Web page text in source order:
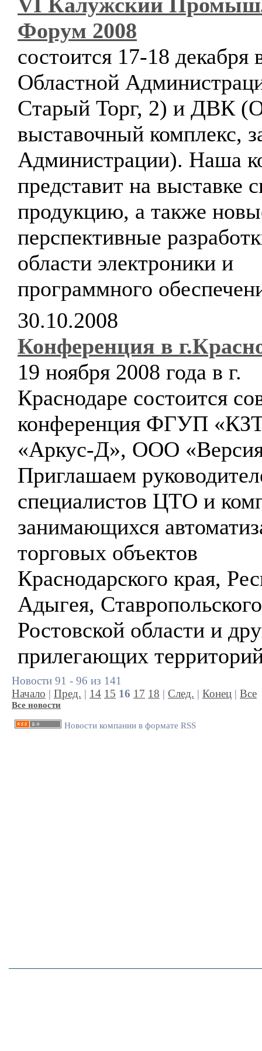
Форум 2008
состоится 17-18 декабря
Областной
Старый Торг, 2) и ДВК
выставочный комплекс,
Администрации). Наша
представит на выставке
продукцию, а также
перспективные
области электроники и
программного
30.10.2008
Конференция в
19 ноября 2008 года в г.
Краснодаре состоится
конференция ФГУП
«Аркус-Д», ООО
Приглашаем
специалистов ЦТО и
занимающихся
торговых объектов
Краснодарского края,
Адыгея,
Ростовской области и
прилегающих
Новости 91 - 96 из 141
Начало | Пред. | 14 15 16 17 18 | След. | Конец | Все
Все новости
Новости компании в формате RSS